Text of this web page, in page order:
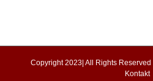
Copyright 2023| All Rights Reserved |
Kontakt